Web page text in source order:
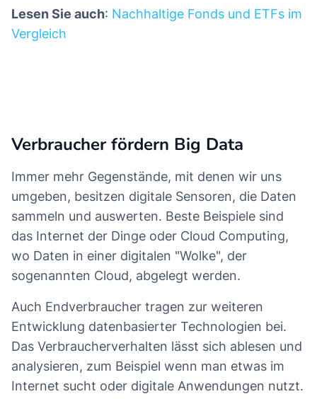
Lesen Sie auch: Nachhaltige Fonds und ETFs im
Vergleich
Verbraucher fördern Big Data
Immer mehr Gegenstände, mit denen wir uns
umgeben, besitzen digitale Sensoren, die Daten
sammeln und auswerten. Beste Beispiele sind
das Internet der Dinge oder Cloud Computing,
wo Daten in einer digitalen "Wolke", der
sogenannten Cloud, abgelegt werden.
Auch Endverbraucher tragen zur weiteren
Entwicklung datenbasierter Technologien bei.
Das Verbraucherverhalten lässt sich ablesen und
analysieren, zum Beispiel wenn man etwas im
Internet sucht oder digitale Anwendungen nutzt.